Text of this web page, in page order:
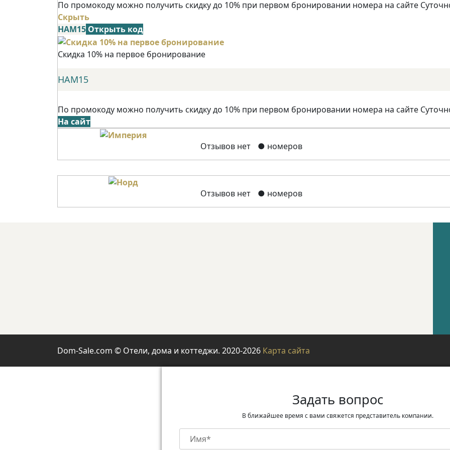
По промокоду можно получить скидку до 10% при первом бронировании номера на сайте
Скрыть
НАМ15 Открыть код
Скидка 10% на первое бронирование
НАМ15
По промокоду можно получить скидку до 10% при первом бронировании номера на сайте
На сайт
Отзывов нет ● номеров
Отзывов нет ● номеров
Dom-Sale.com © Отели, дома и коттеджи. 2020-2026 Карта сайта
Задать вопрос
В ближайшее время с вами свяжется представитель компании.